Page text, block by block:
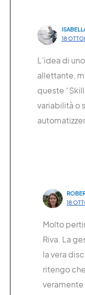
18
L’idea di
allettante,
queste
variabilità o
18
Molto
Riva. La
la vera
ritengo